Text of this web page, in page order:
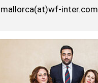
mallorca(at)wf-inter.com